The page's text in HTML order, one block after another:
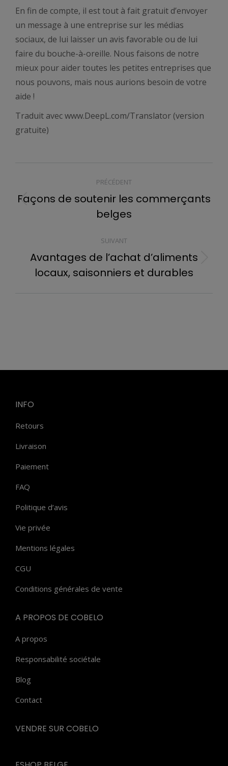
En fin de compte, il est tout à fait gratuit d’envoyer
un message à une entreprise sur les médias
sociaux, de lui laisser un avis favorable ou de lui
faire du bouche-à-oreille. Nous faisons de notre
mieux pour aider toutes les petites entreprises que
nous pouvons, mais nous aurions besoin de votre
aide !
Traduit avec www.DeepL.com/Translator (version
gratuite)
NAVIGATION
ARTICLE
PRÉCÉDENT
Article
précédent
Façons de soutenir les commerçants
belges
SUIVANT
Article
suivant
Avantages de l’achat d’aliments
locaux, saisonniers et durables
INFO
Retours
Livraison
Paiement
FAQ
Politique d’avis
Vie privée
Mentions légales
CGU
Conditions générales de vente
A PROPOS DE COBELO
A propos
Responsabilité sociétale
Blog
Contact
VENDRE SUR COBELO